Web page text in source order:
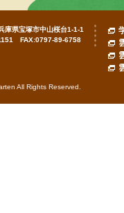
県宝塚市中山桜台1-1-1
FAX:0797-89-6758
All Rights Reserved.